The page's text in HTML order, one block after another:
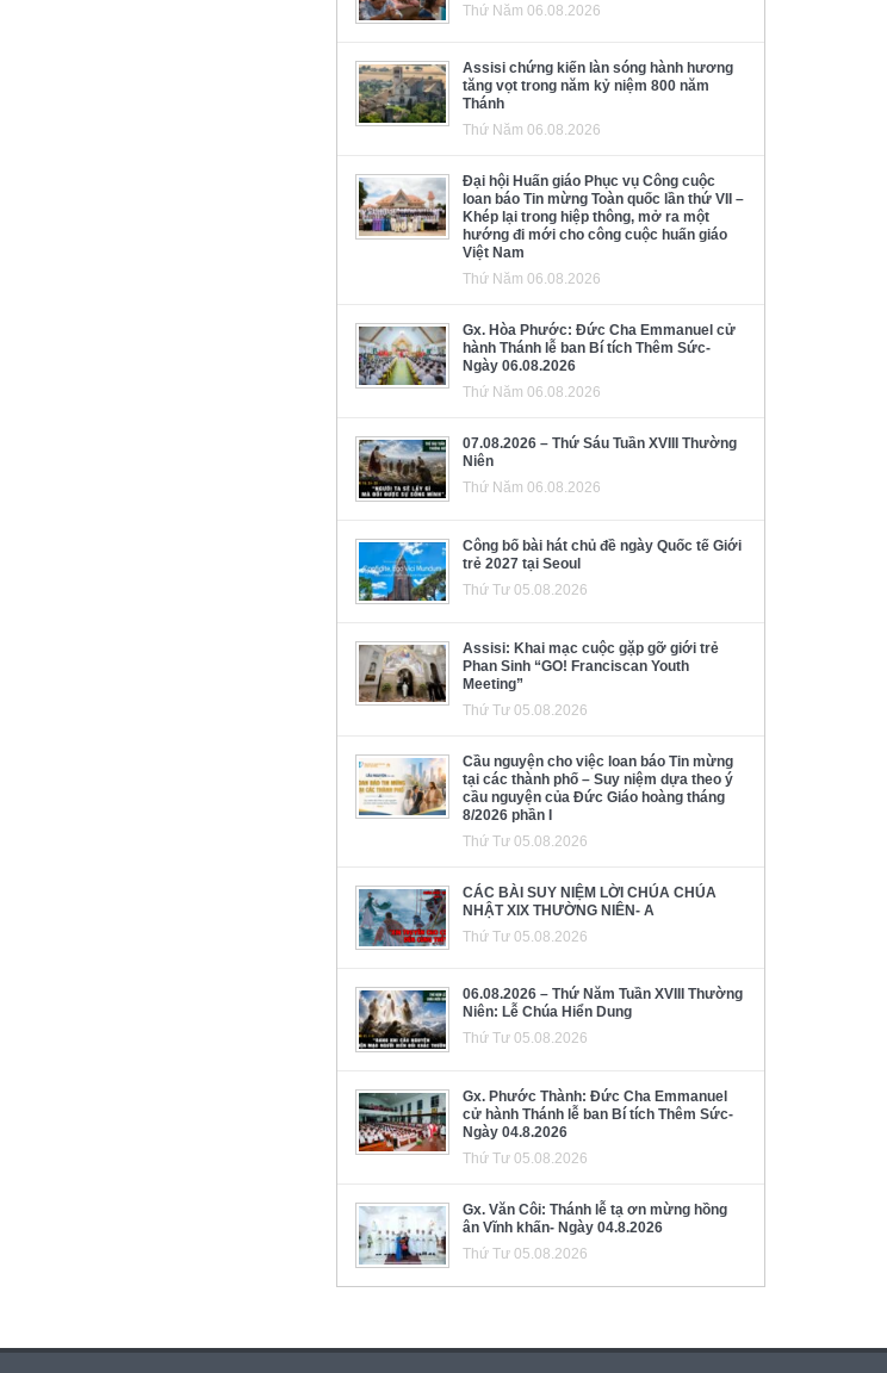
Thứ Năm 06.08.2026
Assisi chứng kiến làn sóng hành hương
tăng vọt trong năm kỷ niệm 800 năm
Thánh
Thứ Năm 06.08.2026
Đại hội Huấn giáo Phục vụ Công cuộc
loan báo Tin mừng Toàn quốc lần thứ VII –
Khép lại trong hiệp thông, mở ra một
hướng đi mới cho công cuộc huấn giáo
Việt Nam
Thứ Năm 06.08.2026
Gx. Hòa Phước: Đức Cha Emmanuel cử
hành Thánh lễ ban Bí tích Thêm Sức-
Ngày 06.08.2026
Thứ Năm 06.08.2026
07.08.2026 – Thứ Sáu Tuần XVIII Thường
Niên
Thứ Năm 06.08.2026
Công bố bài hát chủ đề ngày Quốc tế Giới
trẻ 2027 tại Seoul
Thứ Tư 05.08.2026
Assisi: Khai mạc cuộc gặp gỡ giới trẻ
Phan Sinh “GO! Franciscan Youth
Meeting”
Thứ Tư 05.08.2026
Cầu nguyện cho việc loan báo Tin mừng
tại các thành phố – Suy niệm dựa theo ý
cầu nguyện của Đức Giáo hoàng tháng
8/2026 phần I
Thứ Tư 05.08.2026
CÁC BÀI SUY NIỆM LỜI CHÚA CHÚA
NHẬT XIX THƯỜNG NIÊN- A
Thứ Tư 05.08.2026
06.08.2026 – Thứ Năm Tuần XVIII Thường
Niên: Lễ Chúa Hiển Dung
Thứ Tư 05.08.2026
Gx. Phước Thành: Đức Cha Emmanuel
cử hành Thánh lễ ban Bí tích Thêm Sức-
Ngày 04.8.2026
Thứ Tư 05.08.2026
Gx. Văn Côi: Thánh lễ tạ ơn mừng hồng
ân Vĩnh khấn- Ngày 04.8.2026
Thứ Tư 05.08.2026